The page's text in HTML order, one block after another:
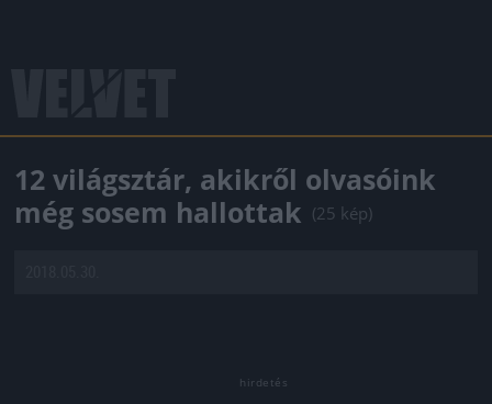
12 világsztár, akikről olvasóink
még sosem hallottak (25 kép)